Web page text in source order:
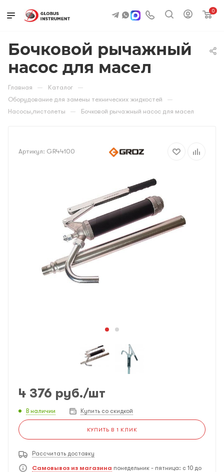
0
Бочковой рычажный
насос для масел
Главная — Каталог —
Оборудование для замены технических жидкостей —
Насосы,пистолеты — Бочковой рычажный насос для масел
Артикул: GR44100
4 376 руб./шт
В наличии Купить со скидкой
КУПИТЬ В 1 КЛИК
Рассчитать доставку
Самовывоз из магазина понедельник - пятница: с 10 до